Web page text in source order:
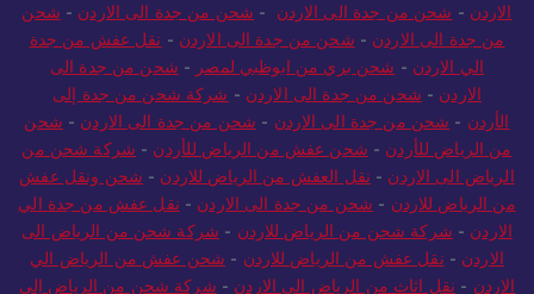
الاردن - شحن من جدة الى الاردن - شحن من جدة الى الاردن - شحن
من جدة الى الاردن - شحن من جدة الى الاردن - نقل عفش من جدة
الي الاردن - شحن بري من ابوظبي لمصر - شحن من جدة الى
الاردن - شحن من جدة الى الاردن - شركة شحن من جدة إلى
الأردن - شحن من جدة الى الاردن - شحن من جدة الى الاردن - شحن
من الرياض للأردن - شحن عفش من الرياض للأردن - شركة شحن من
الرياض الى الاردن - نقل العفش من الرياض للاردن - شحن ونقل عفش
من الرياض للاردن - شحن من جدة الى الاردن - نقل عفش من جدة الي
الاردن - شركة شحن من الرياض للاردن - شركة شحن من الرياض الى
الاردن - نقل عفش من الرياض للاردن - شحن عفش من الرياض الي
الاردن - نقل اثاث من الرياض الى الاردن - شركة شحن من الرياض إلى